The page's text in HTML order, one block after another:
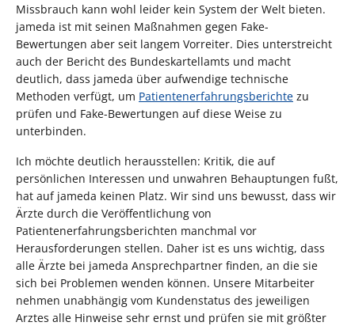
Missbrauch kann wohl leider kein System der Welt bieten.
jameda ist mit seinen Maßnahmen gegen Fake-
Bewertungen aber seit langem Vorreiter. Dies unterstreicht
auch der Bericht des Bundeskartellamts und macht
deutlich, dass jameda über aufwendige technische
Methoden verfügt, um Patientenerfahrungsberichte zu
prüfen und Fake-Bewertungen auf diese Weise zu
unterbinden.
Ich möchte deutlich herausstellen: Kritik, die auf
persönlichen Interessen und unwahren Behauptungen fußt,
hat auf jameda keinen Platz. Wir sind uns bewusst, dass wir
Ärzte durch die Veröffentlichung von
Patientenerfahrungsberichten manchmal vor
Herausforderungen stellen. Daher ist es uns wichtig, dass
alle Ärzte bei jameda Ansprechpartner finden, an die sie
sich bei Problemen wenden können. Unsere Mitarbeiter
nehmen unabhängig vom Kundenstatus des jeweiligen
Arztes alle Hinweise sehr ernst und prüfen sie mit größter